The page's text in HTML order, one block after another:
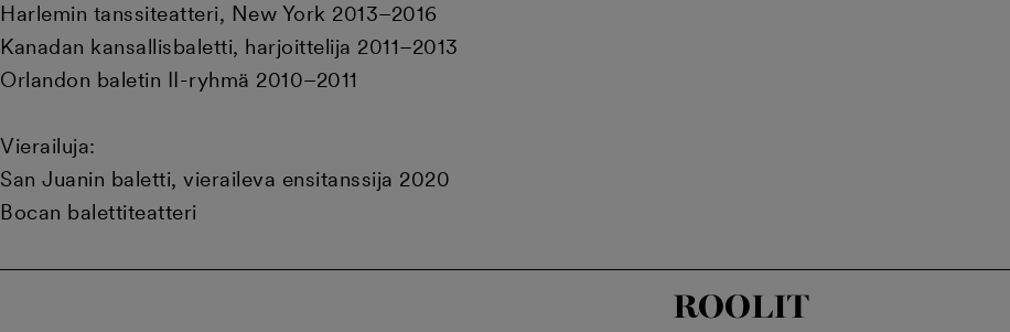
Harlemin tanssiteatteri, New York 2013–2016
Kanadan kansallisbaletti, harjoittelija 2011–2013
Orlandon baletin II-ryhmä 2010–2011
Vierailuja:
San Juanin baletti, vieraileva ensitanssija 2020
Bocan balettiteatteri
ROOLIT